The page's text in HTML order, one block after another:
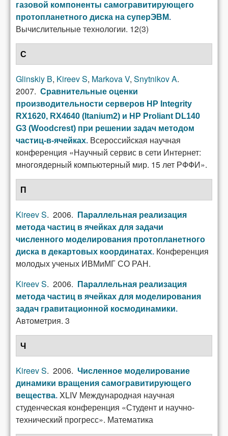
газовой компоненты самогравитирующего
протопланетного диска на суперЭВМ.
Вычислительные технологии. 12(3)
С
Glinskiy B, Kireev S, Markova V, Snytnikov A.
2007. Сравнительные оценки
производительности серверов HP Integrity
RX1620, RX4640 (Itanium2) и HP Proliant DL140
G3 (Woodcrest) при решении задач методом
частиц-в-ячейках. Всероссийская научная
конференция «Научный сервис в сети Интернет:
многоядерный компьютерный мир. 15 лет РФФИ».
П
Kireev S. 2006.
Параллельная реализация
метода частиц в ячейках для задачи
численного моделирования протопланетного
диска в декартовых координатах. Конференция
молодых ученых ИВМиМГ СО РАН.
Kireev S. 2006.
Параллельная реализация
метода частиц в ячейках для моделирования
задач гравитационной космодинамики.
Автометрия. 3
Ч
Kireev S. 2006. Численное моделирование
динамики вращения самогравитирующего
вещества. XLIV Международная научная
студенческая конференция «Студент и научно-
технический прогресс». Математика